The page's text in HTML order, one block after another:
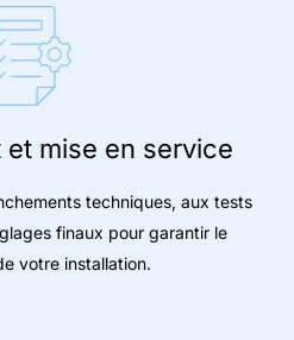
et mise en service
techniques, aux tests
finaux pour garantir le
votre installation.